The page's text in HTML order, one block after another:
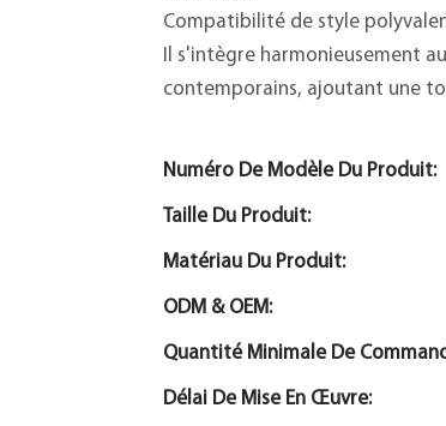
Compatibilité de style
Il s'intègre harmonieusement
contemporains, ajoutant une
Numéro De Modèle Du Produit:
Taille Du Produit:
Matériau Du Produit:
ODM & OEM:
Quantité Minimale De
Délai De Mise En Œuvre: